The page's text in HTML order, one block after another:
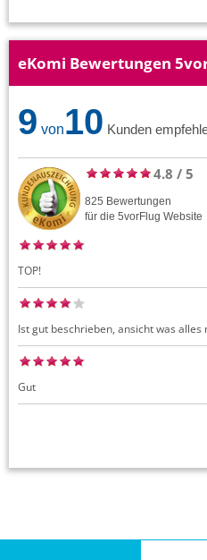
eKomi Bewertungen
9 von10 Kunden
4.8 / 5
825 Bewertungen
für die 5vorFlug Website
TOP!
Gut